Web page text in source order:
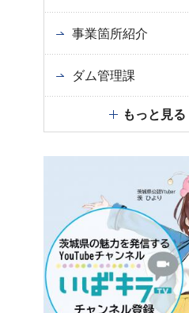
事業箇所紹介
ダム管理課
もっと見る